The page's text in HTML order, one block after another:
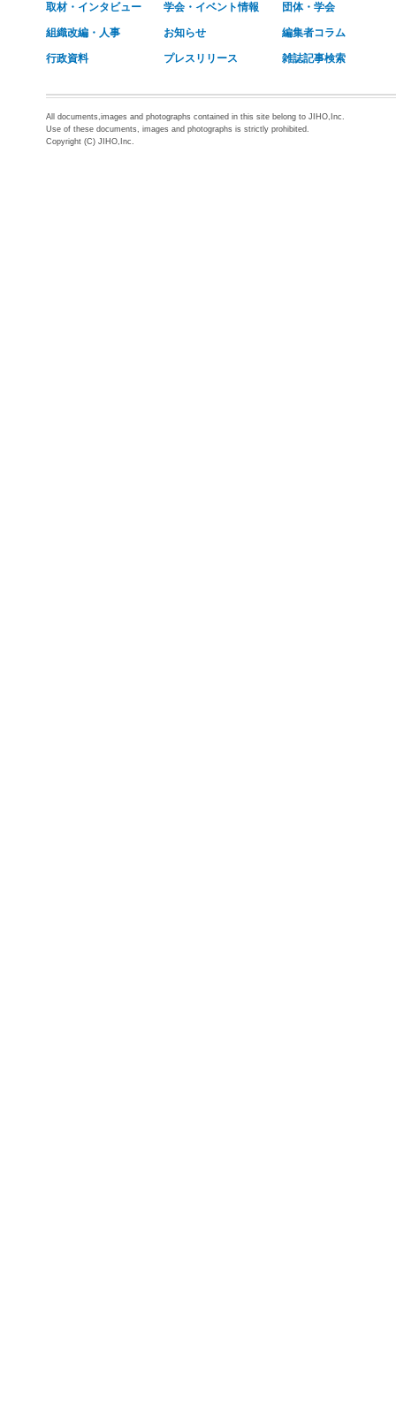
取材・インタビュー 学会・イベント情報 団体・学会
組織改編・人事 お知らせ 編集者コラム
行政資料 プレスリリース 雑誌記事検索
All documents,images and photographs contained in this site belong to JIHO,Inc.
Use of these documents, images and photographs is strictly prohibited.
Copyright (C) JIHO,Inc.